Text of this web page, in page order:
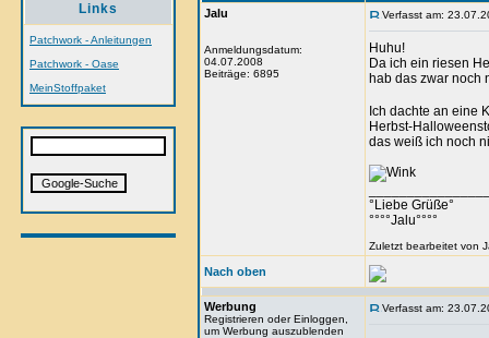
Links
Patchwork - Anleitungen
Patchwork - Oase
MeinStoffpaket
Jalu
Anmeldungsdatum:
04.07.2008
Beiträge: 6895
Verfasst am:
Huhu!
Da ich ein riesen
hab das zwar noch
Ich dachte an eine
Herbst-
das weiß ich noch
°Liebe Grüße°
°°°°Jalu°°°°
Zuletzt bearbeitet von
Nach oben
Werbung
Registrieren oder Einloggen,
um Werbung auszublenden
Verfasst am: